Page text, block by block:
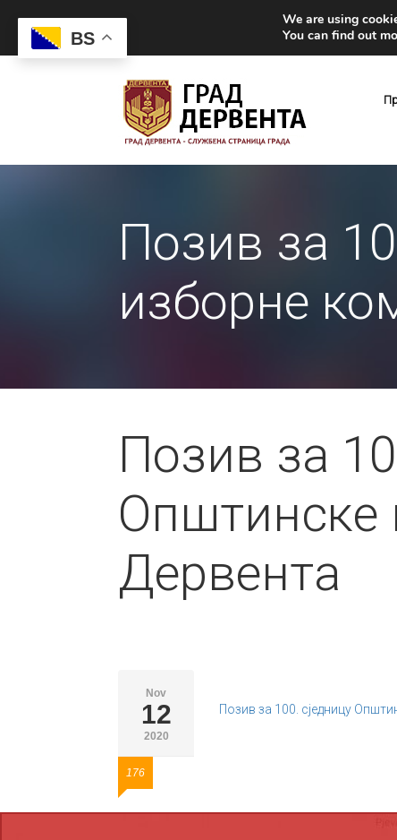
Позив за
изборне
Позив за
Општинске
Дервента
Nov
12
2020
176
Позив за 100. сједницу
BS
We are using
You can find out